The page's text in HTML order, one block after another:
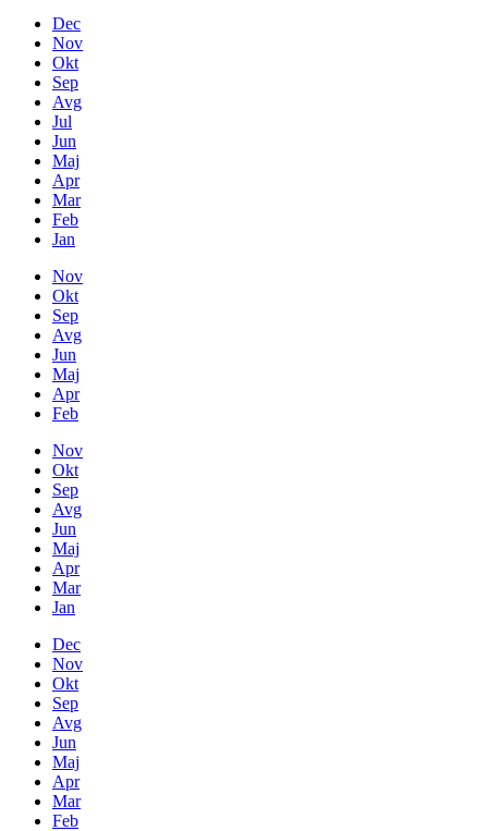
Dec
Nov
Okt
Sep
Avg
Jul
Jun
Maj
Apr
Mar
Feb
Jan
Nov
Okt
Sep
Avg
Jun
Maj
Apr
Feb
Nov
Okt
Sep
Avg
Jun
Maj
Apr
Mar
Jan
Dec
Nov
Okt
Sep
Avg
Jun
Maj
Apr
Mar
Feb